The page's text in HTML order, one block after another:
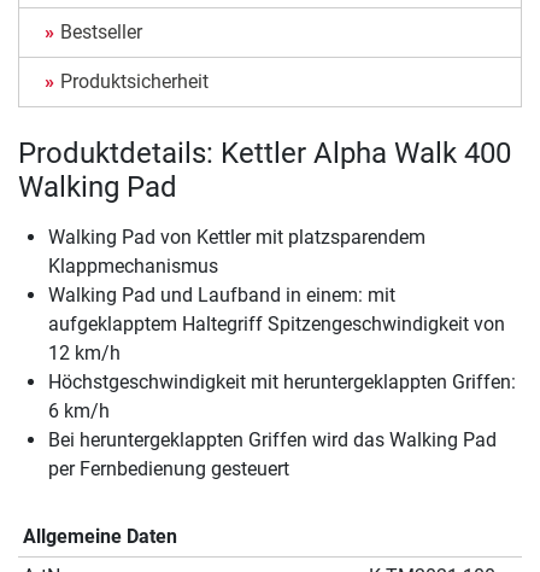
Bestseller
Produktsicherheit
Produktdetails: Kettler Alpha Walk 400
Walking Pad
Walking Pad von Kettler mit platzsparendem
Klappmechanismus
Walking Pad und Laufband in einem: mit
aufgeklapptem Haltegriff Spitzengeschwindigkeit von
12 km/h
Höchstgeschwindigkeit mit heruntergeklappten Griffen:
6 km/h
Bei heruntergeklappten Griffen wird das Walking Pad
per Fernbedienung gesteuert
Allgemeine Daten